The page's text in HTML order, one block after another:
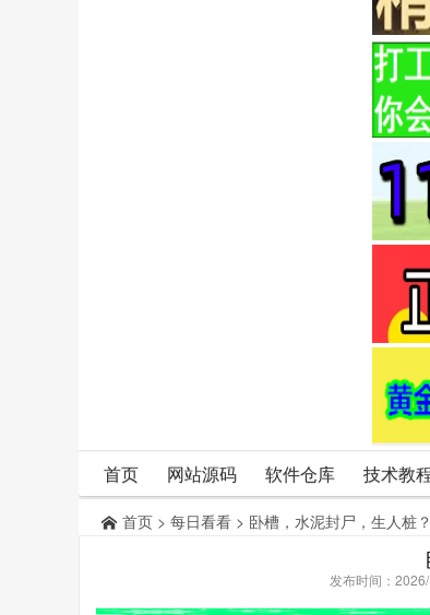
首页 网站源码 软件仓库 技术教
首页 > 每日看看 > 卧槽，水泥封尸，生人桩？
发布时间：